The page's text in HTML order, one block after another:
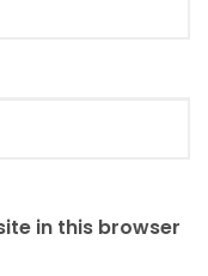
in this browser